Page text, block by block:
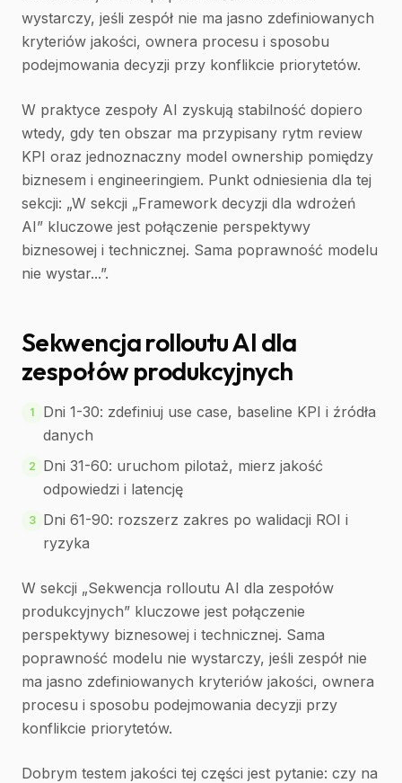
wystarczy, jeśli zespół nie ma jasno zdefiniowanych
kryteriów jakości, ownera procesu i sposobu
podejmowania decyzji przy konflikcie priorytetów.
W praktyce zespoły AI zyskują stabilność dopiero
wtedy, gdy ten obszar ma przypisany rytm review
KPI oraz jednoznaczny model ownership pomiędzy
biznesem i engineeringiem. Punkt odniesienia dla tej
sekcji: „W sekcji „Framework decyzji dla wdrożeń
AI” kluczowe jest połączenie perspektywy
biznesowej i technicznej. Sama poprawność modelu
nie wystar...”.
Sekwencja rolloutu AI dla
zespołów produkcyjnych
1
Dni 1-30: zdefiniuj use case, baseline KPI i źródła
danych
2
Dni 31-60: uruchom pilotaż, mierz jakość
odpowiedzi i latencję
3 Dni 61-90: rozszerz zakres po walidacji ROI i
ryzyka
W sekcji „Sekwencja rolloutu AI dla zespołów
produkcyjnych” kluczowe jest połączenie
perspektywy biznesowej i technicznej. Sama
poprawność modelu nie wystarczy, jeśli zespół nie
ma jasno zdefiniowanych kryteriów jakości, ownera
procesu i sposobu podejmowania decyzji przy
konflikcie priorytetów.
Dobrym testem jakości tej części jest pytanie: czy na